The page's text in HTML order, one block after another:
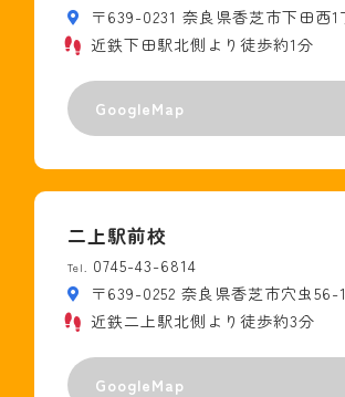
〒639-0231 奈良県香芝市下田西1
近鉄下田駅北側より徒歩約1分
GoogleMap
二上駅前校
Tel.
0745-43-6814
〒639-0252 奈良県香芝市穴虫56-1
近鉄二上駅北側より徒歩約3分
GoogleMap